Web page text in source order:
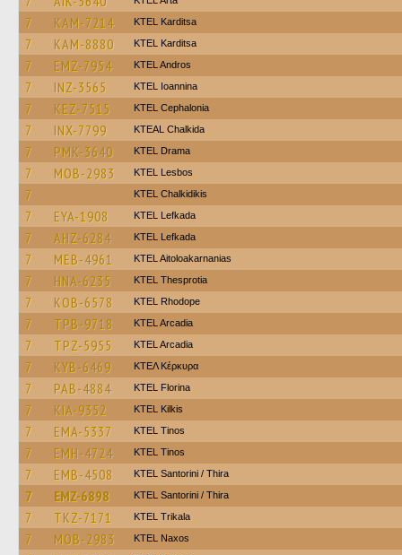
7 KAM-7214 ΚΤΕL Karditsa
7 KAM-8880 ΚΤΕL Karditsa
7 EMZ-7954 KTEL Andros
7 INZ-3565 KTEL Ioannina
7 KEZ-7515 KTEL Cephalonia
7 INX-7799 KTEAL Chalkida
7 PMK-3640 KTEL Drama
7 MOB-2983 KTEL Lesbos
7 ΚΤΕL Chalkidikis
7 EYA-1908 KTEL Lefkada
7 AHZ-6284 KTEL Lefkada
7 MEB-4961 KTEL Aitoloakarnanias
7 HNA-6235 KTEL Thesprotia
7 KOB-6578 KTEL Rhodope
7 TPB-9718 KTEL Arcadia
7 TPZ-5955 KTEL Arcadia
7 KYB-6469 ΚΤΕΛ Κέρκυρα
7 PAB-4884 KTEL Florina
7 KIA-9352 KTEL Kilkis
7 EMA-5337 KTEL Tinos
7 EMH-4724 KTEL Tinos
7 EMB-4508 KTEL Santorini / Thira
7 EMZ-6898 KTEL Santorini / Thira
7 TKZ-7171 ΚΤΕL Τrikala
7 MOB-2983 KTEL Naxos